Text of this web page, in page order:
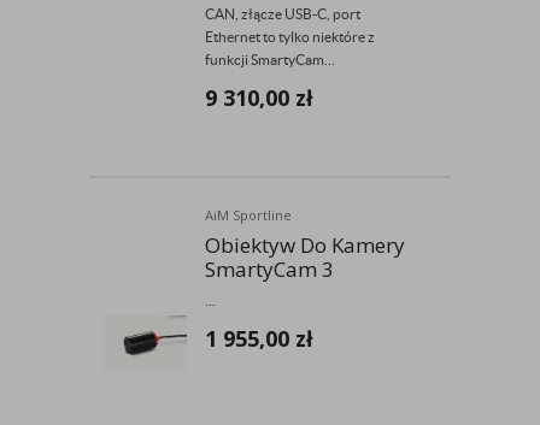
CAN, złącze USB-C, port
Ethernet to tylko niektóre z
funkcji SmartyCam...
9 310,00 zł
AiM Sportline
Obiektyw Do Kamery
SmartyCam 3
1 955,00 zł